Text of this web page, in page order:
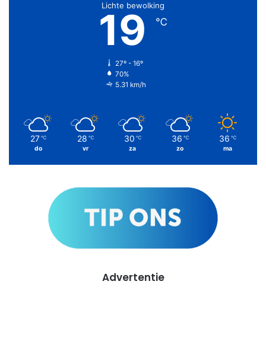
Lichte bewolking
19 ℃
27º - 16º
70%
5.31 km/h
27 ℃
do
28 ℃
vr
30 ℃
za
36 ℃
zo
36 ℃
ma
Advertentie